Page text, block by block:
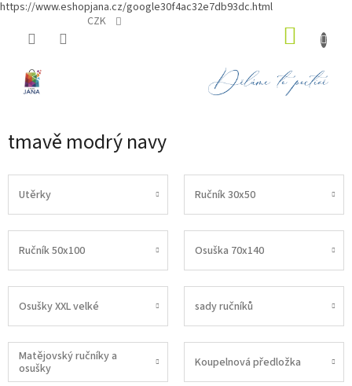
https://www.eshopjana.cz/google30f4ac32e7db93dc.html
CZK
tmavě modrý navy
Utěrky Ručník 30x50
Ručník 50x100 Osuška 70x140
Osušky XXL velké sady ručníků
Matějovský ručníky a
osušky
Koupelnová předložka